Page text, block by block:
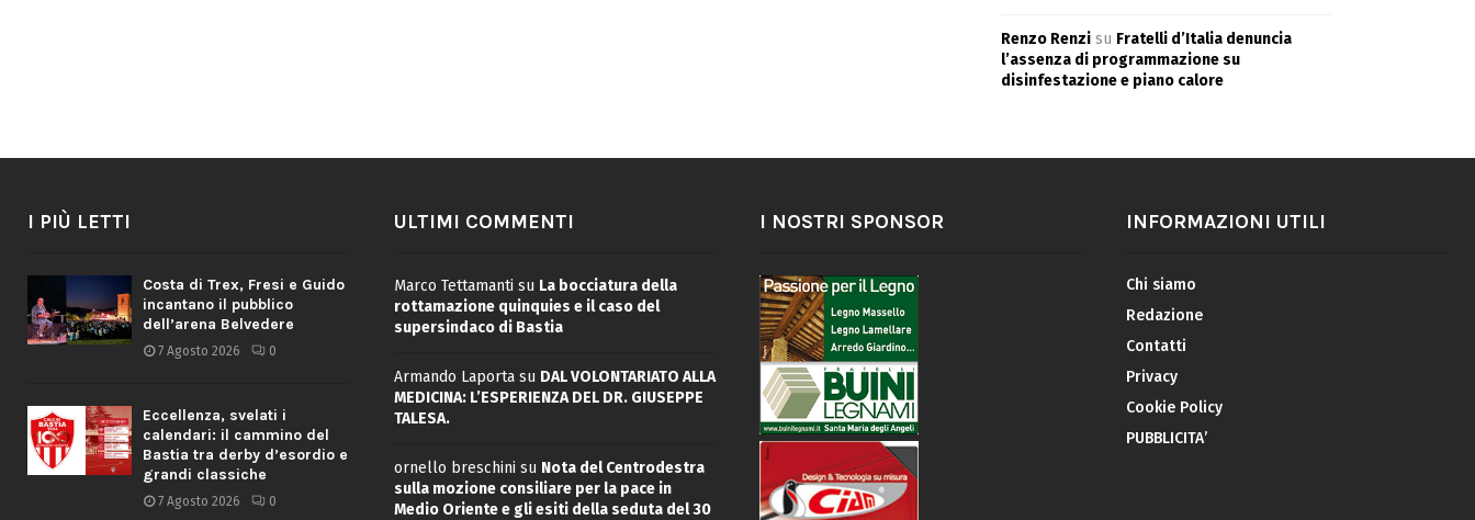
Renzo Renzi su Fratelli d’Italia denuncia
l’assenza di programmazione su
disinfestazione e piano calore
I PIÙ LETTI
Costa di Trex, Fresi e Guido
incantano il pubblico
dell’arena Belvedere
7 Agosto 2026 0
Eccellenza, svelati i
calendari: il cammino del
Bastia tra derby d’esordio e
grandi classiche
7 Agosto 2026 0
ULTIMI COMMENTI
Marco Tettamanti su La bocciatura della
rottamazione quinquies e il caso del
supersindaco di Bastia
Armando Laportasu DAL VOLONTARIATO ALLA
MEDICINA: L’ESPERIENZA DEL DR. GIUSEPPE
TALESA.
ornello breschini su Nota del Centrodestra
sulla mozione consiliare per la pace in
Medio Oriente e gli esiti della seduta del 30
I NOSTRI SPONSOR INFORMAZIONI UTILI
Chi siamo
Redazione
Contatti
Privacy
Cookie Policy
PUBBLICITA’